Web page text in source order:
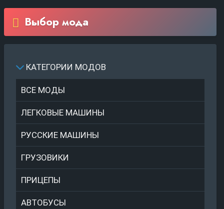
Выбор мода
КАТЕГОРИИ МОДОВ
ВСЕ МОДЫ
ЛЕГКОВЫЕ МАШИНЫ
РУССКИЕ МАШИНЫ
ГРУЗОВИКИ
ПРИЦЕПЫ
АВТОБУСЫ